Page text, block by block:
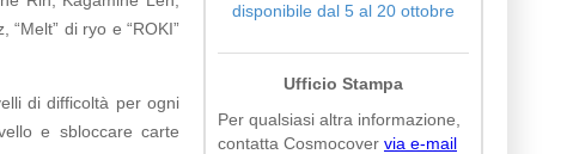
di ryo e “ROKI”
di difficoltà per ogni
e sbloccare carte
disponibile dal 5 al 20 ottobre
Ufficio Stampa
Per qualsiasi altra informazione,
contatta Cosmocover via e-mail